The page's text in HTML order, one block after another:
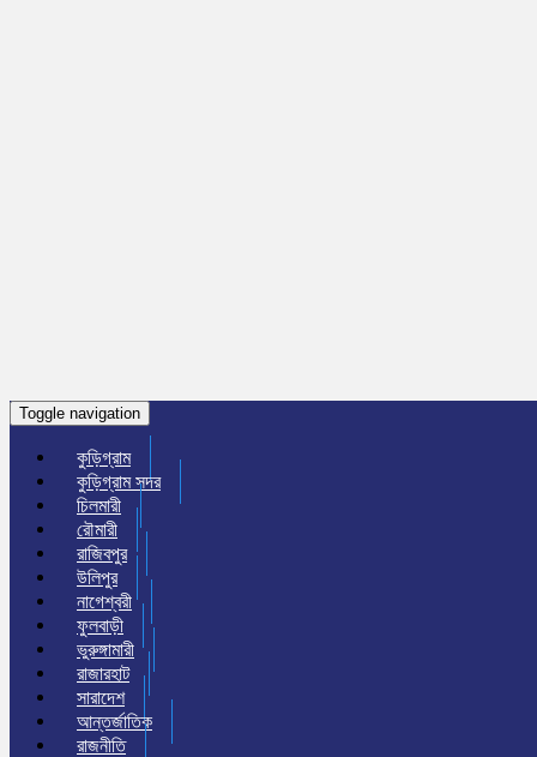
Toggle navigation
কুড়িগ্রাম
কুড়িগ্রাম সদর
চিলমারী
রৌমারী
রাজিবপুর
উলিপুর
নাগেশ্বরী
ফুলবাড়ী
ভুরুঙ্গামারী
রাজারহাট
সারাদেশ
আন্তর্জাতিক
রাজনীতি